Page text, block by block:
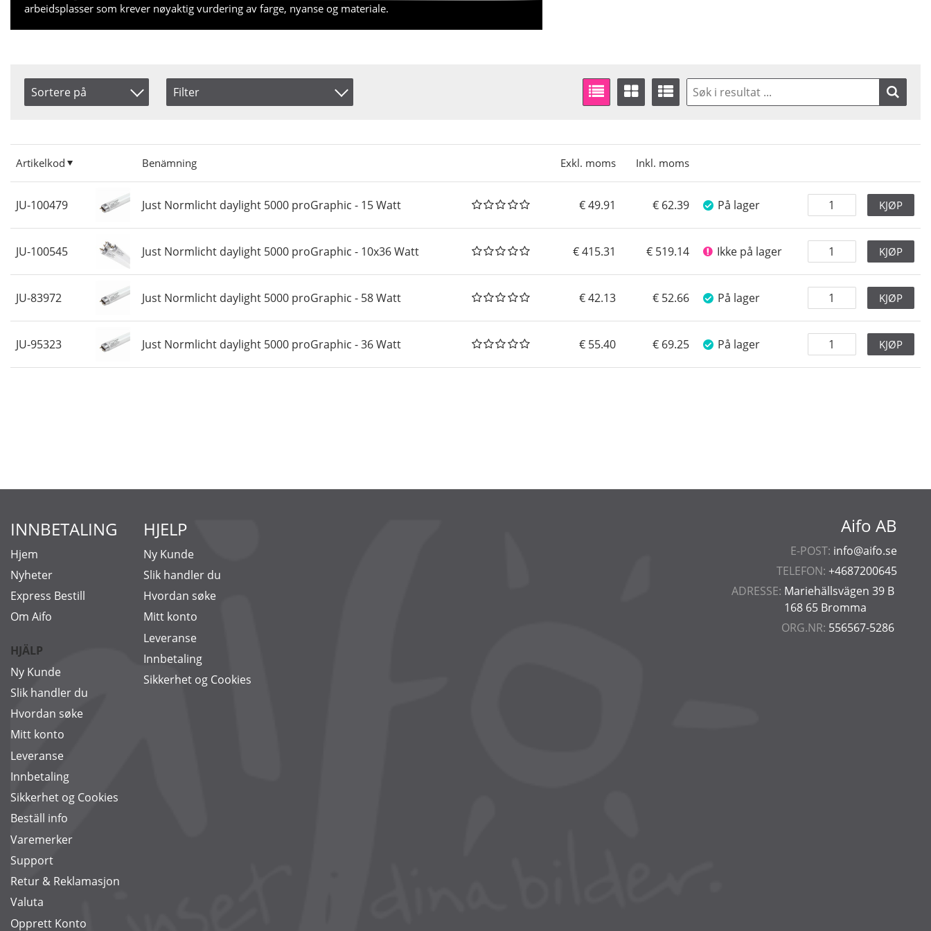
arbeidsplasser som krever nøyaktig vurdering av farge, nyanse og materiale.
Sortere på
Benämning
Filter
36 Watt
58 Watt
Artikelkod Benämning Exkl. moms Inkl. moms
JU-100479 Just Normlicht daylight 5000 proGraphic - 15 Watt 49.91 62.39 På lager KJØP
JU-100545 Just Normlicht daylight 5000 proGraphic - 10x36 Watt 415.31 519.14 Ikke på lager KJØP
JU-83972 Just Normlicht daylight 5000 proGraphic - 58 Watt 42.13 52.66 På lager KJØP
JU-95323 Just Normlicht daylight 5000 proGraphic - 36 Watt 55.40 69.25 På lager KJØP
Aifo AB
E-POST: info@aifo.se
TELEFON: +4687200645
ADRESSE: Mariehällsvägen 39 B
168 65 Bromma
ORG.NR: 556567-5286
INNBETALING
Hjem
Nyheter
Express Bestill
Om Aifo
HJÄLP
Ny Kunde
Slik handler du
Hvordan søke
Mitt konto
Leveranse
Innbetaling
Sikkerhet og Cookies
Beställ info
Varemerker
Support
Retur & Reklamasjon
Valuta
Opprett Konto
HJELP
Ny Kunde
Slik handler du
Hvordan søke
Mitt konto
Leveranse
Innbetaling
Sikkerhet og Cookies